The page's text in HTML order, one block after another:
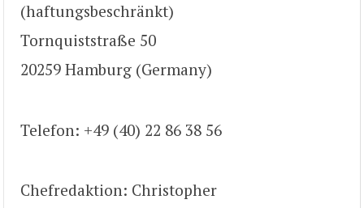
(haftungsbeschränkt)
Tornquiststraße 50
20259 Hamburg (Germany)
Telefon: +49 (40) 22 86 38 56
Chefredaktion: Christopher